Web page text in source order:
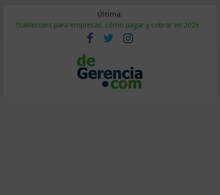
Última:
Stablecoins para empresas: cómo pagar y cobrar en 2026
Despido silencioso: qué es y por qué sale tan caro
IA en selección de personal: cómo auditarla a tiempo
Trabajo forzoso en la cadena de suministro: qué hacer
Mercado hispano de EE. UU.: cómo segmentarlo y venderle